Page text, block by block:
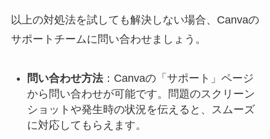
以上の対処法を試しても解決しない場合、Canvaの
サポートチームに問い合わせましょう。
問い合わせ方法：Canvaの「サポート」ページ
から問い合わせが可能です。問題のスクリーン
ショットや発生時の状況を伝えると、スムーズ
に対応してもらえます。